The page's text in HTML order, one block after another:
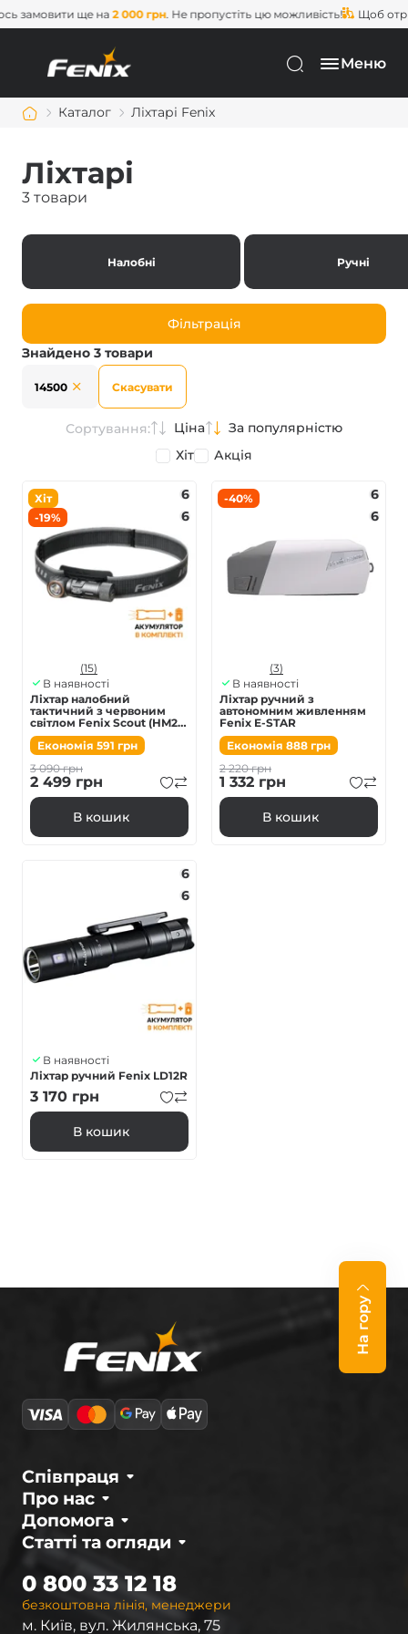
ще на2 000 грн. Не пропустіть цю можливість! Щоб
Меню
Каталог Ліхтарі Fenix
Ліхтарі
3 товари
Налобні Ручні
Фільтрація
Знайдено 3 товари
14500 Скасувати
Сортування: Ціна
За популярністю
Хіт
Акція
Хіт
-19%
6
6
(15)
В наявності
Ліхтар налобний
тактичний з червоним
світлом Fenix Scout (HM23
V2.0) | Лімітована серія
Економія 591 грн
3 090грн
2 499 грн
В кошик
-40%
6
6
(3)
В наявності
Ліхтар ручний з
автономним живленням
Fenix E-STAR
Економія 888 грн
2 220грн
1 332 грн
В кошик
6
6
В наявності
Ліхтар ручний Fenix LD12R
3 170 грн
В кошик
На гору
Про нас
Співпраця
Статті та огляди
Допомога
безкоштовна лінія, менеджери
0 800 33 12 18
м. Київ, вул. Жилянська, 75